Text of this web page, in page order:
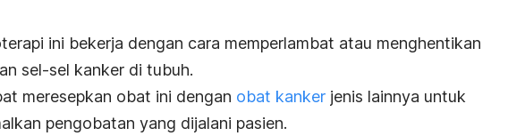
ini bekerja dengan cara memperlambat atau menghentikan
sel-sel kanker di tubuh.
meresepkan obat ini dengan obat kanker jenis lainnya untuk
pengobatan yang dijalani pasien.